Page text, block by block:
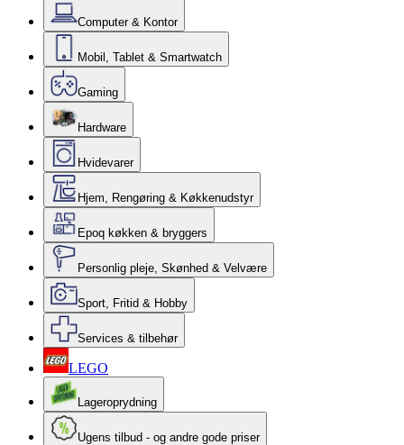
Computer & Kontor
Mobil, Tablet & Smartwatch
Gaming
Hardware
Hvidevarer
Hjem, Rengøring & Køkkenudstyr
Epoq køkken & bryggers
Personlig pleje, Skønhed & Velvære
Sport, Fritid & Hobby
Services & tilbehør
LEGO
Lageroprydning
Ugens tilbud - og andre gode priser